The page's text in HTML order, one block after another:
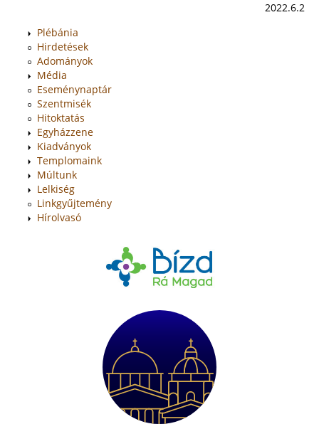
2022.6.2
Plébánia
Hirdetések
Adományok
Média
Eseménynaptár
Szentmisék
Hitoktatás
Egyházzene
Kiadványok
Templomaink
Múltunk
Lelkiség
Linkgyűjtemény
Hírolvasó